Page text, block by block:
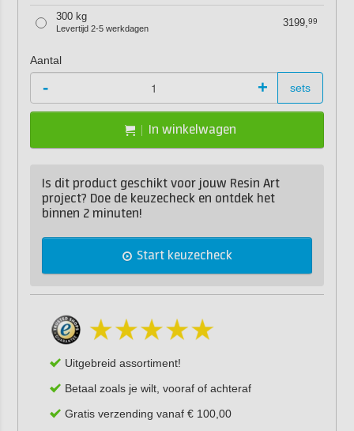
300 kg
Levertijd 2-5 werkdagen 3199,99
Aantal
- + sets
In winkelwagen
Is dit product geschikt voor jouw Resin Art
project? Doe de keuzecheck en ontdek het
binnen 2 minuten!
Start keuzecheck
Uitgebreid assortiment!
Betaal zoals je wilt, vooraf of achteraf
Gratis verzending vanaf € 100,00